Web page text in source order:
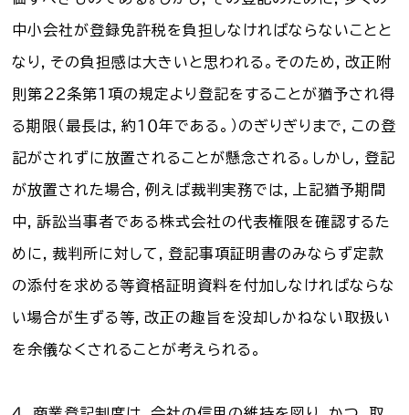
中小会社が登録免許税を負担しなければならないことと
なり，その負担感は大きいと思われる。そのため，改正附
則第２２条第１項の規定より登記をすることが猶予され得
る期限（最長は，約１０年である。）のぎりぎりまで，この登
記がされずに放置されることが懸念される。しかし，登記
が放置された場合，例えば裁判実務では，上記猶予期間
中，訴訟当事者である株式会社の代表権限を確認するた
めに，裁判所に対して，登記事項証明書のみならず定款
の添付を求める等資格証明資料を付加しなければならな
い場合が生ずる等，改正の趣旨を没却しかねない取扱い
を余儀なくされることが考えられる。